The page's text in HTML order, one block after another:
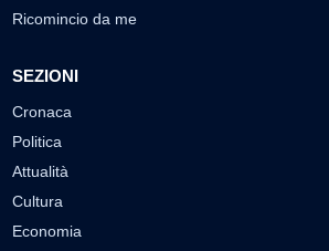
Ricomincio da me
SEZIONI
Cronaca
Politica
Attualità
Cultura
Economia